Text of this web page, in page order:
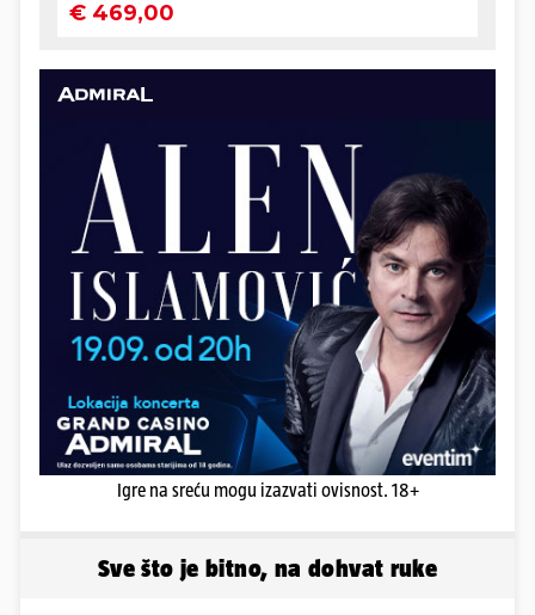
Igre na sreću mogu izazvati ovisnost. 18+
Sve što je bitno, na dohvat ruke